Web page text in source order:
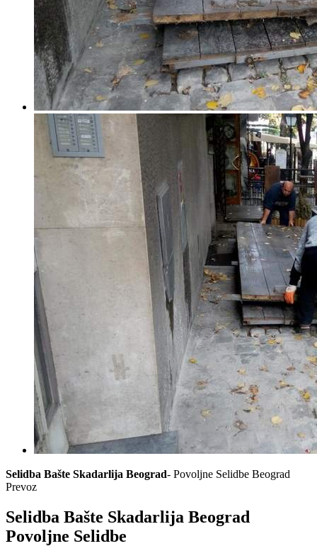
Selidba Bašte Skadarlija Beograd- Povoljne Selidbe Beograd
Prevoz
Selidba Bašte Skadarlija Beograd
Povoljne Selidbe